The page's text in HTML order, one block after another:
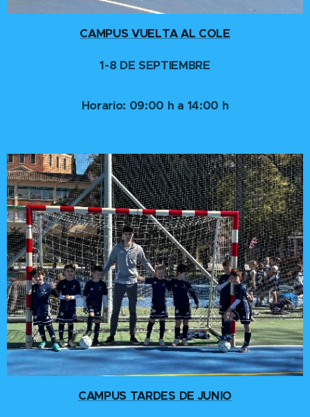
CAMPUS VUELTA AL COLE
1-8 DE SEPTIEMBRE
Horario: 09:00 h a 14:00 h
CAMPUS TARDES DE JUNIO